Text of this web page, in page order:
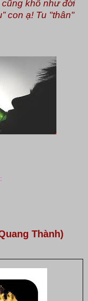
khổ như đời
con ạ! Tu "thân"
Thành)